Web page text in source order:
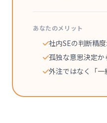
あなたのメリット
社内SEの判断精
孤独な意思決定か
外注ではなく「一